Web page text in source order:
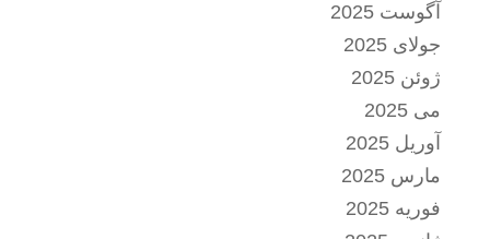
آگوست 2025
جولای 2025
ژوئن 2025
می 2025
آوریل 2025
مارس 2025
فوریه 2025